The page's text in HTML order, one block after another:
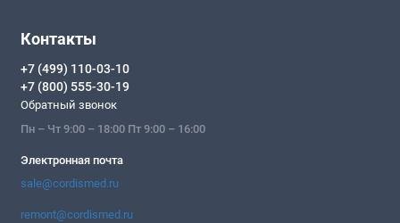
Контакты
+7 (499) 110-03-10
+7 (800) 555-30-19
Обратный звонок
Пн – Чт 9:00 – 18:00 Пт 9:00 – 16:00
Электронная почта
sale@cordismed.ru
remont@cordismed.ru